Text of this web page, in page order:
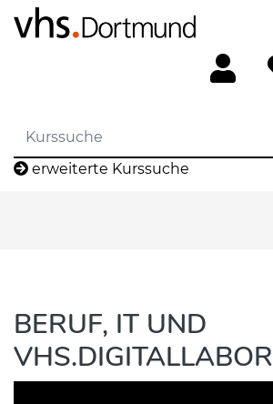
erweiterte Kurssuche
BERUF, IT UND
VHS.DIGITALLABOR